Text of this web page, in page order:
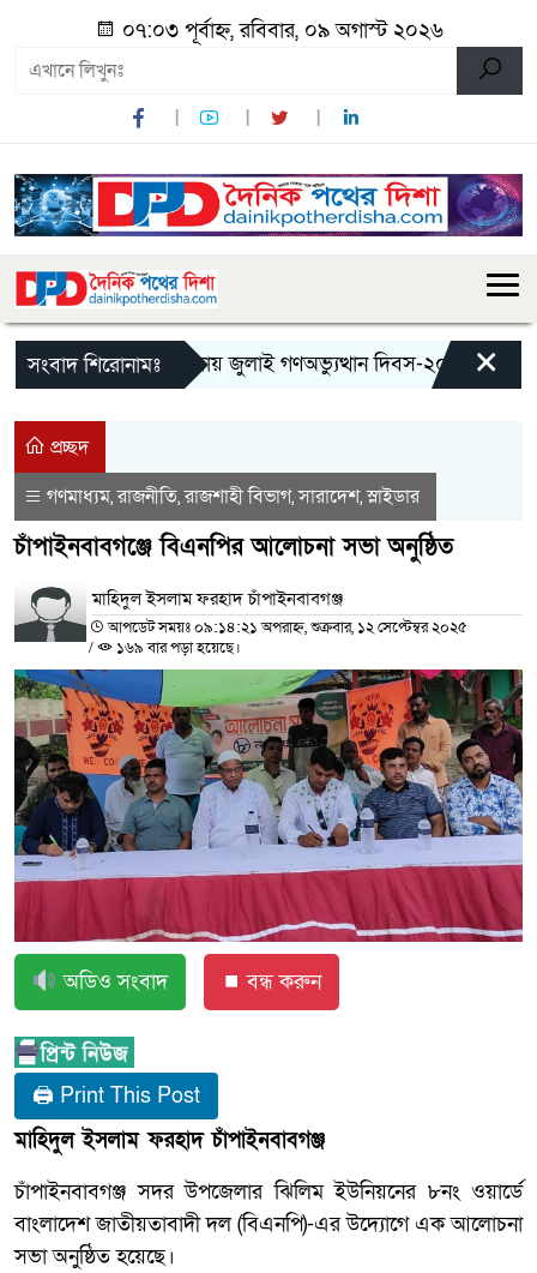
০৭:০৩ পূর্বাহ্ন, রবিবার, ০৯ অগাস্ট ২০২৬
সংবাদ শিরোনামঃমান্দায় জুলাই গণঅভ্যুত্থান দিবস-২০২৬ উপলক্ষে
×
প্রচ্ছদ
গণমাধ্যম,রাজনীতি,রাজশাহী বিভাগ,সারাদেশ,স্লাইডার
চাঁপাইনবাবগঞ্জে বিএনপির আলোচনা সভা অনুষ্ঠিত
মাহিদুল ইসলাম ফরহাদ চাঁপাইনবাবগঞ্জ
আপডেট সময়ঃ ০৯:১৪:২১ অপরাহ্ন, শুক্রবার, ১২ সেপ্টেম্বর ২০২৫
/
১৬৯ বার পড়া হয়েছে।
অডিও সংবাদ ⏹ বন্ধ করুন
🖨 Print This Post
মাহিদুল ইসলাম ফরহাদ চাঁপাইনবাবগঞ্জ
চাঁপাইনবাবগঞ্জ সদর উপজেলার ঝিলিম ইউনিয়নের ৮নং ওয়ার্ডে
বাংলাদেশ জাতীয়তাবাদী দল (বিএনপি)-এর উদ্যোগে এক আলোচনা
সভা অনুষ্ঠিত হয়েছে।